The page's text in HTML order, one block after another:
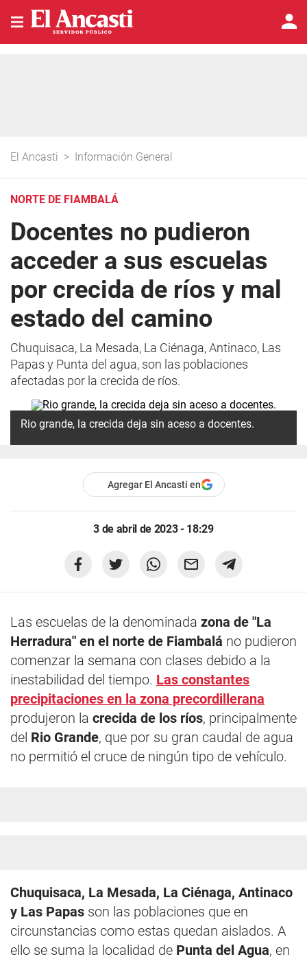
El Ancasti > Información General
NORTE DE FIAMBALÁ
Docentes no pudieron
acceder a sus escuelas
por crecida de ríos y mal
estado del camino
Chuquisaca, La Mesada, La Ciénaga, Antinaco, Las
Papas y Punta del agua, son las poblaciones
afectadas por la crecida de ríos.
Rio grande, la crecida deja sin aceso a docentes.
Agregar El Ancasti en
3 de abril de 2023 - 18:29
Las escuelas de la denominada zona de "La
Herradura" en el norte de Fiambalá no pudieron
comenzar la semana con clases debido a la
inestabilidad del tiempo. Las constantes
precipitaciones en la zona precordillerana
produjeron la crecida de los ríos, principalmente
del Rio Grande, que por su gran caudal de agua
no permitió el cruce de ningún tipo de vehículo.
Chuquisaca, La Mesada, La Ciénaga, Antinaco
y Las Papas son las poblaciones que en
circunstancias como estas quedan aislados. A
ello se suma la localidad de Punta del Agua, en